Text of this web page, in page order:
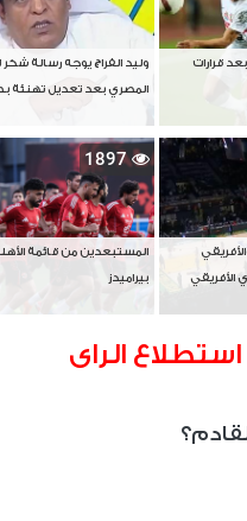
بعد قرارات وليد الفراج يوجه رسالة شكر
المصري بعد تعديل تهنئة
الأفريقي
1897
المستبعدين من قائمة
بيراميدز
استطلاع الراى